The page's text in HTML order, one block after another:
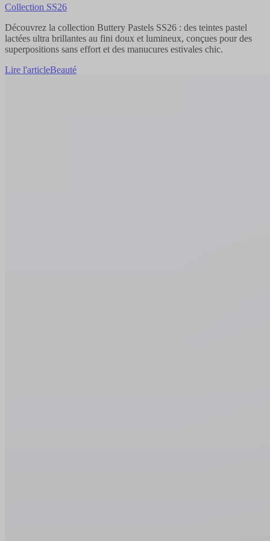
Collection SS26
Découvrez la collection Buttery Pastels SS26 : des teintes pastel
lactées ultra brillantes au fini doux et lumineux, conçues pour des
superpositions sans effort et des manucures estivales chic.
Lire l'articleBeauté